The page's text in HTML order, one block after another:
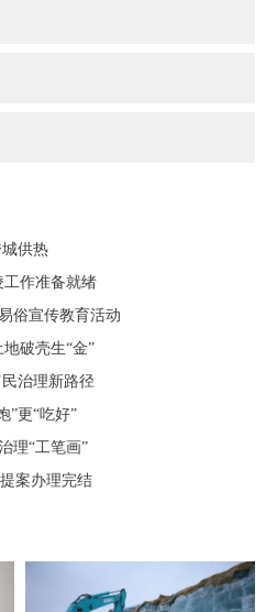
供热
作准备就绪
俗宣传教育活动
破壳生“金”
治理新路径
”更“吃好”
理“工笔画”
案办理完结